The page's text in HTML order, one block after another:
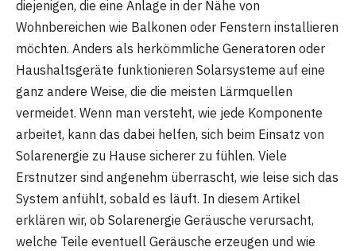
diejenigen, die eine Anlage in der Nähe von
Wohnbereichen wie Balkonen oder Fenstern installieren
möchten. Anders als herkömmliche Generatoren oder
Haushaltsgeräte funktionieren Solarsysteme auf eine
ganz andere Weise, die die meisten Lärmquellen
vermeidet. Wenn man versteht, wie jede Komponente
arbeitet, kann das dabei helfen, sich beim Einsatz von
Solarenergie zu Hause sicherer zu fühlen. Viele
Erstnutzer sind angenehm überrascht, wie leise sich das
System anfühlt, sobald es läuft. In diesem Artikel
erklären wir, ob Solarenergie Geräusche verursacht,
welche Teile eventuell Geräusche erzeugen und wie